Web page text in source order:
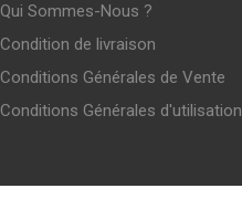
Qui Sommes-Nous ?
Condition de livraison
Conditions Générales de Vente
Conditions Générales d'utilisation